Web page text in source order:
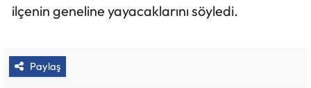
ilçenin geneline yayacaklarını söyledi.
Paylaş